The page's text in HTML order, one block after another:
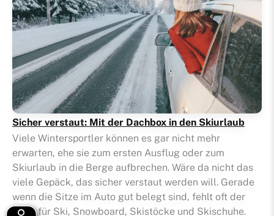
Sicher verstaut: Mit der Dachbox in den Skiurlaub
Viele Wintersportler können es gar nicht mehr
erwarten, ehe sie zum ersten Ausflug oder zum
Skiurlaub in die Berge aufbrechen. Wäre da nicht das
viele Gepäck, das sicher verstaut werden will. Gerade
wenn die Sitze im Auto gut belegt sind, fehlt oft der
Platz für Ski, Snowboard, Skistöcke und Skischuhe.